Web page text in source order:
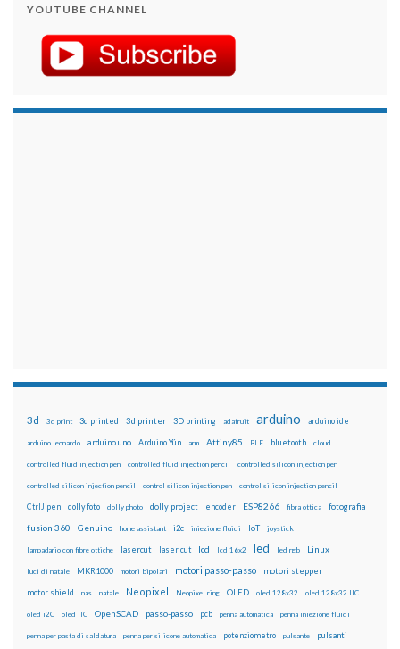
YOUTUBE CHANNEL
3d 3d print 3d printed 3d printer 3D printing adafruit arduino arduino ide
arduino leonardo arduino uno Arduino Yún arm Attiny85 BLE bluetooth cloud
controlled fluid injection pen controlled fluid injection pencil controlled silicon injection pen
controlled silicon injection pencil control silicon injection pen control silicon injection pencil
CtrlJ pen dolly foto dolly photo dolly project encoder ESP8266 fibra ottica fotografia
fusion 360 Genuino home assistant i2c iniezione fluidi IoT joystick
lampadario con fibre ottiche lasercut laser cut lcd lcd 16x2 led led rgb Linux
luci di natale MKR1000 motori bipolari motori passo-passo motori stepper
motor shield nas natale Neopixel Neopixel ring OLED oled 128x32 oled 128x32 IIC
oled i2C oled IIC OpenSCAD passo-passo pcb penna automatica penna iniezione fluidi
penna per pasta di saldatura penna per silicone automatica potenziometro pulsante pulsanti